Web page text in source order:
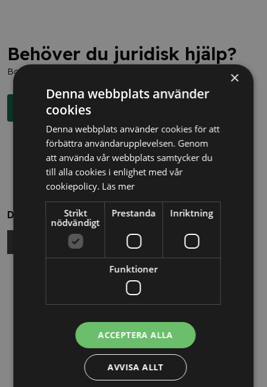
Behöver du juridisk hjälp?
Boka en kostnadsfri konsultation direkt via knappen nedan.
Boka rådgivning
Dela
Nya Världsbanksregler öppnar för
svenska företag – lär dig vinna
upphandlingar med våra nya kurser
×
Denna webbplats använder
cookies
Denna webbplats använder cookies för att
förbättra användarupplevelsen. Genom
att använda vår webbplats samtycker du
till alla cookies i enlighet med vår
cookiepolicy. Läs mer
Strikt
nödvändigt
Prestanda Inriktning
Funktioner
ACCEPTERA ALLA
AVVISA ALLT